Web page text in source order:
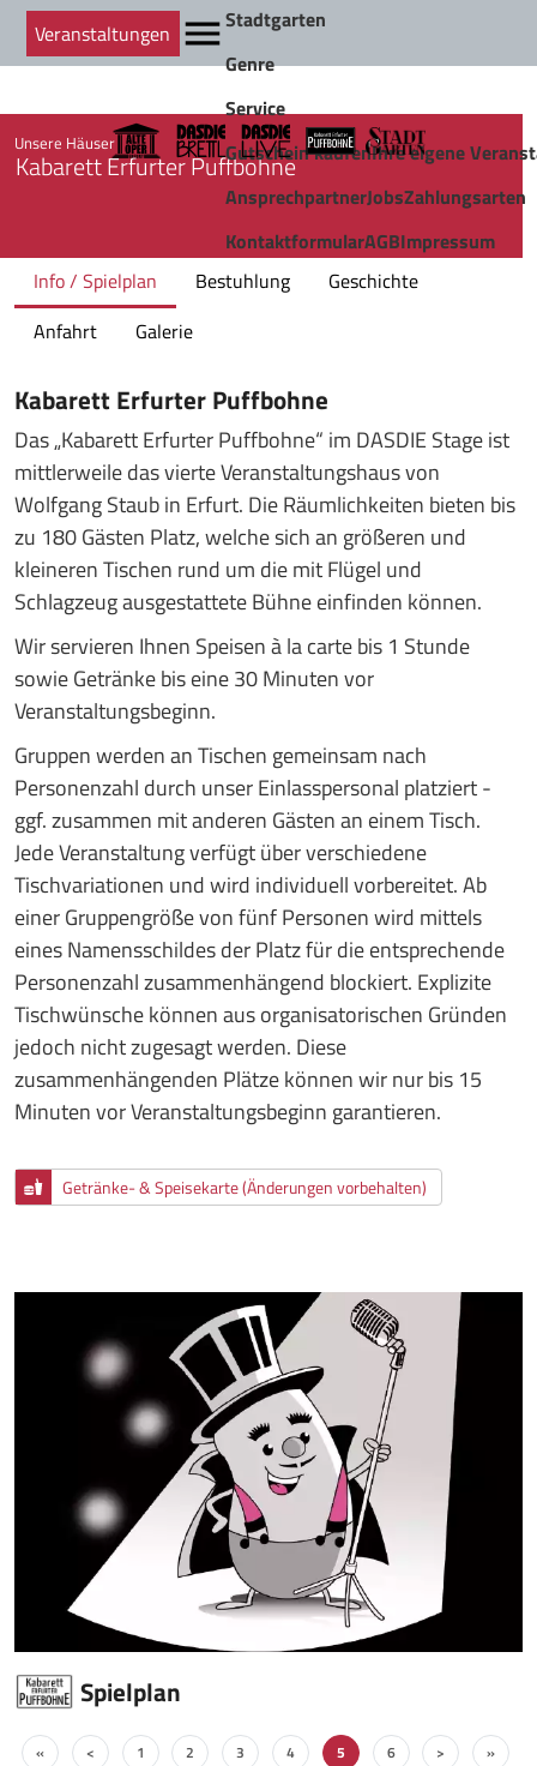
Veranstaltungen
Stadtgarten
Genre
Service
Gutschein kaufenIhre eigene
AnsprechpartnerJobsZahlungsarten
KontaktformularAGBImpressum
Unsere Häuser
Kabarett Erfurter Puffbohne
Info / Spielplan Bestuhlung
Geschichte
Anfahrt
Galerie
Kabarett Erfurter Puffbohne
Das „Kabarett Erfurter Puffbohne“ im DASDIE Stage ist
mittlerweile das vierte Veranstaltungshaus von
Wolfgang Staub in Erfurt. Die Räumlichkeiten bieten bis
zu 180 Gästen Platz, welche sich an größeren und
kleineren Tischen rund um die mit Flügel und
Schlagzeug ausgestattete Bühne einfinden können.
Wir servieren Ihnen Speisen à la carte bis 1 Stunde
sowie Getränke bis eine 30 Minuten vor
Veranstaltungsbeginn.
Gruppen werden an Tischen gemeinsam nach
Personenzahl durch unser Einlasspersonal platziert -
ggf. zusammen mit anderen Gästen an einem Tisch.
Jede Veranstaltung verfügt über verschiedene
Tischvariationen und wird individuell vorbereitet. Ab
einer Gruppengröße von fünf Personen wird mittels
eines Namensschildes der Platz für die entsprechende
Personenzahl zusammenhängend blockiert. Explizite
Tischwünsche können aus organisatorischen Gründen
jedoch nicht zugesagt werden. Diese
zusammenhängenden Plätze können wir nur bis 15
Minuten vor Veranstaltungsbeginn garantieren.
Getränke- & Speisekarte (Änderungen vorbehalten)
Spielplan
« < 1 2 3 4 5 6 > »